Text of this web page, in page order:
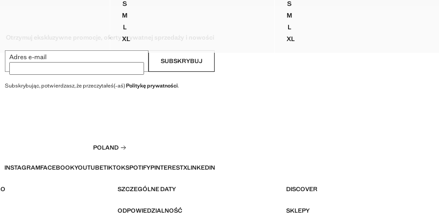
T-SHIRT
WZORZYSTY T-SHIRT
T-SHIRT
WZORZYSTY T-SHIRT
SBAWEŁNIANY WZORZYSTY T-SHIRT
MBAWEŁNIANY WZORZYSTY T-SHIRT
LBAWEŁNIANY WZORZYSTY T-SHIRT
XLBAWEŁNIANY WZORZYSTY T-SHIRT
SKOSZULKA ZE WZOREM I KRÓTKIMI RĘKAWAMI
MKOSZULKA ZE WZOREM I KRÓTKIMI RĘKAWAMI
LKOSZULKA ZE WZOREM I KRÓTKIMI RĘKAWAMI
XLKOSZULKA ZE WZOREM I KRÓTKIMI
Otrzymuj ekskluzywne promocje, oferty prywatnej sprzedaży i nowości
Adres e-mail SUBSKRYBUJ
Subskrybując, potwierdzasz, że przeczytałeś(-aś)Politykę prywatności.
POLAND
INSTAGRAMFACEBOOKYOUTUBETIKTOKSPOTIFYPINTERESTXLINKEDIN
SZCZEGÓLNE DATY DISCOVER
ODPOWIEDZIALNOŚĆ SKLEPY